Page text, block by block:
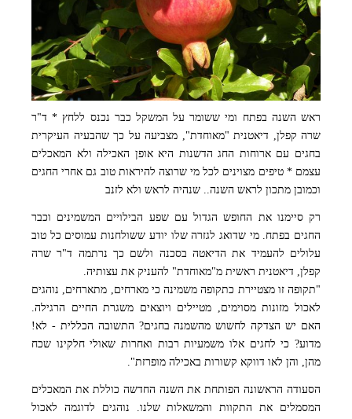
ראש השנה בפתח ומי ששומר על המשקל כבר נכנס ללחץ * ד"ר
שרה קפלן, דיאטנית "מאוחדת", מצביעה על כך שהבעיה העיקרית
בחגים עם ארוחות החג הדשנות היא אופן האכילה ולא המאכלים
עצמם * טיפים מצוינים לכל מי שרוצה להיראות טוב גם אחרי החגים
וכמובן מתכון לראש השנה.. שנהיה לראש ולא לזנב
רק סיימנו את החופש הגדול עם שפע הבילויים המשמינים וכבר
החגים בפתח. מי שדואג לגזרה שלו יודע ששולחנות עמוסים כל טוב
עלולים להעמיד את הדיאטה בסכנה ולשם כך נרתמה ד"ר שרה
קפלן, דיאטנית ראשית מ"מאוחדת" להעניק את עצותיה.
"תקופה זו מצטיירת כתקופה משמינה כי מארחים, מתארחים, נוהגים
לאכול מזונות מסוימים, מטיילים ויוצאים משגרת החיים הרגילה.
האם יש הצדקה לחשוש מהשמנה בחגים? התשובה הכללית - לא!
מדוע? כי לחגים אלו משמעיות רבות ואחרות שאולי חלקינו שכח
מהן, והן לאו דווקא קשורות באכילה מופרזת".
הסעודה הראשונה הפותחת את השנה החדשה כוללת את המאכלים
המסמלים את התקוות והמשאלות שלנו. נוהגים לדוגמה לאכול